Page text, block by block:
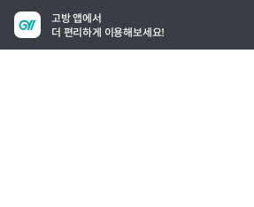
고방 앱에서
더 편리하게 이용해보세요!